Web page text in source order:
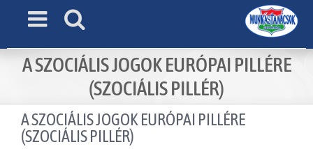
A SZOCIÁLIS JOGOK EURÓPAI PILLÉRE
(SZOCIÁLIS PILLÉR)
A SZOCIÁLIS JOGOK EURÓPAI PILLÉRE
(SZOCIÁLIS PILLÉR)